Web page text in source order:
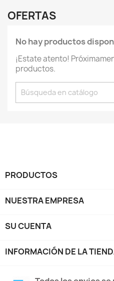
OFERTAS
No hay productos
¡Estate atento!
productos.
PRODUCTOS
NUESTRA EMPRESA
SU CUENTA
INFORMACIÓN DE LA